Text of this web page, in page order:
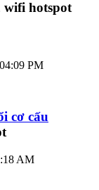
04:09 PM
cơ cấu
AM